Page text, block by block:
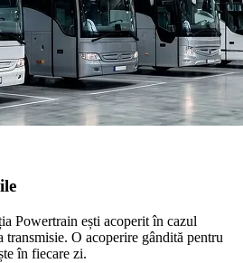
Powertrain ești acoperit în cazul
O acoperire gândită pentru
în fiecare zi.